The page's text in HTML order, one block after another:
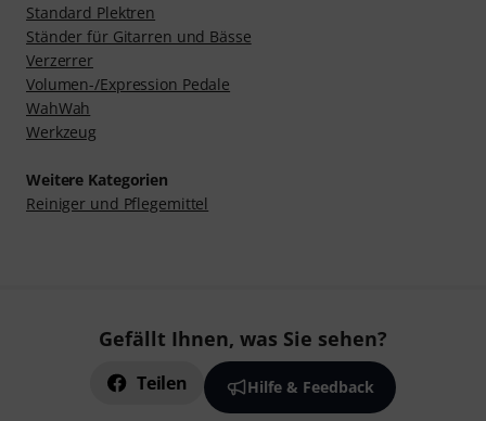
Standard Plektren
Ständer für Gitarren und Bässe
Verzerrer
Volumen-/Expression Pedale
WahWah
Werkzeug
Weitere Kategorien
Reiniger und Pflegemittel
Gefällt Ihnen, was Sie sehen?
Teilen Hilfe & Feedback